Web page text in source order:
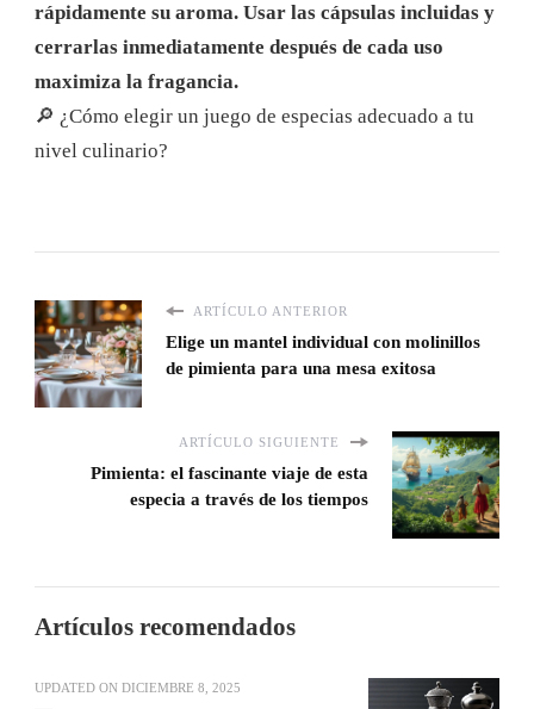
rápidamente su aroma. Usar las cápsulas incluidas y
cerrarlas inmediatamente después de cada uso
maximiza la fragancia.
🔎 ¿Cómo elegir un juego de especias adecuado a tu
nivel culinario?
ARTÍCULO ANTERIOR
Elige un mantel individual con molinillos
de pimienta para una mesa exitosa
ARTÍCULO SIGUIENTE
Pimienta: el fascinante viaje de esta
especia a través de los tiempos
Artículos recomendados
UPDATED ON DICIEMBRE 8, 2025